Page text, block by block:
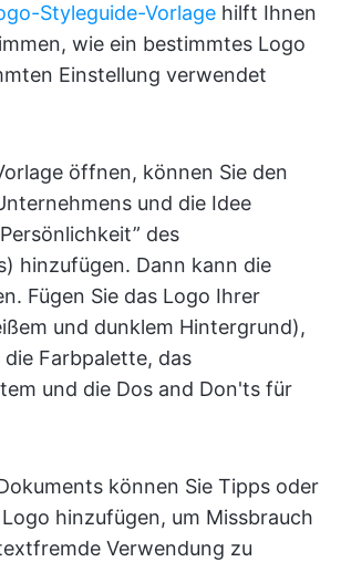
Styleguide-Vorlage hilft Ihnen
wie ein bestimmtes Logo
Einstellung verwendet
öffnen, können Sie den
und die Idee
des
hinzufügen. Dann kann die
Fügen Sie das Logo Ihrer
und dunklem Hintergrund),
Farbpalette, das
und die Dos and Don'ts für
können Sie Tipps oder
hinzufügen, um Missbrauch
Verwendung zu